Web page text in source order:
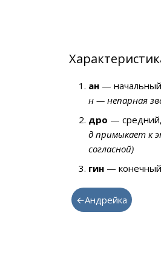
ан —
н — непарная
дро —
д примыкает к
согласной)
гин —
←Андрейка